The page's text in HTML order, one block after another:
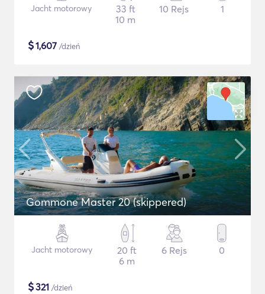
Jacht motorowy
33 ft
10 m
10 Rejs 1
$1,607 /dzień
Gommone Master 20 (skippered)
Jacht motorowy
20 ft
6 m
6 Rejs 0
$321 /dzień